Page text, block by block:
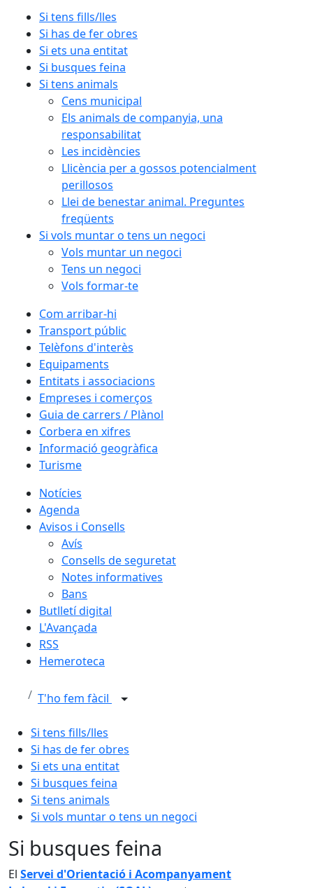
Si tens fills/lles
Si has de fer obres
Si ets una entitat
Si busques feina
Si tens animals
Cens municipal
Els animals de companyia, una
responsabilitat
Les incidències
Llicència per a gossos potencialment
perillosos
Llei de benestar animal. Preguntes
freqüents
Si vols muntar o tens un negoci
Vols muntar un negoci
Tens un negoci
Vols formar-te
Com arribar-hi
Transport públic
Telèfons d'interès
Equipaments
Entitats i associacions
Empreses i comerços
Guia de carrers / Plànol
Corbera en xifres
Informació geogràfica
Turisme
Notícies
Agenda
Avisos i Consells
Avís
Consells de seguretat
Notes informatives
Bans
Butlletí digital
L'Avançada
RSS
Hemeroteca
T'ho fem fàcil
Si tens fills/lles
Si has de fer obres
Si ets una entitat
Si busques feina
Si tens animals
Si vols muntar o tens un negoci
Si busques feina
El Servei d'Orientació i Acompanyament